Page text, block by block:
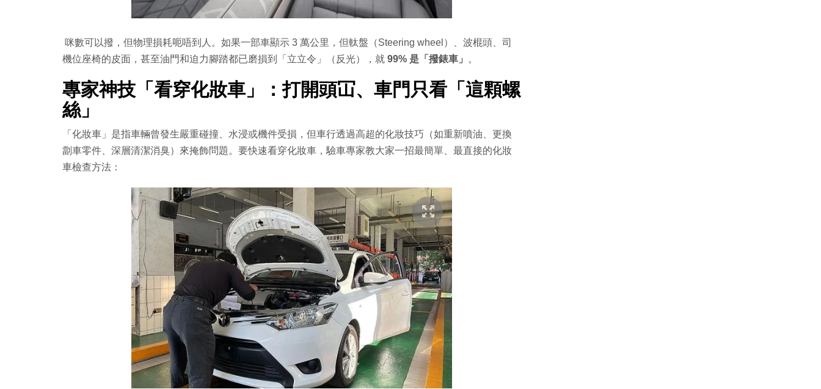
咪數可以撥，但物理損耗呃唔到人。如果一部車顯示 3 萬公里，但軚盤（Steering wheel）、波棍頭、司
機位座椅的皮面，甚至油門和迫力腳踏都已磨損到「立立令」（反光），就 99% 是「撥錶車」 。
專家神技「看穿化妝車」：打開頭冚、車門只看「這顆螺
絲」
「化妝車」是指車輛曾發生嚴重碰撞、水浸或機件受損，但車行透過高超的化妝技巧（如重新噴油、更換
劏車零件、深層清潔消臭）來掩飾問題。要快速看穿化妝車，驗車專家教大家一招最簡單、最直接的化妝
車檢查方法：